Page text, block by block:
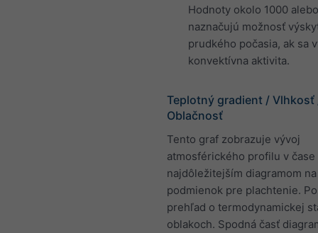
Hodnoty okolo 1000
naznačujú možnosť
prudkého počasia, ak sa
konvektívna aktivita.
Teplotný gradient / Vlhkosť
Oblačnosť
Tento graf zobrazuje vývoj
atmosférického profilu v čase
najdôležitejším diagramom
podmienok pre plachtenie.
prehľad o termodynamickej
oblakoch. Spodná časť